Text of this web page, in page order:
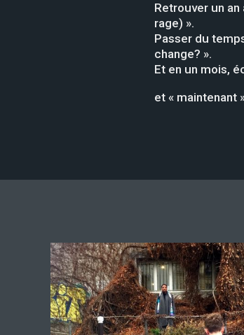
Retrouver un
rage) ».
Passer du
change? ».
Et en un mois,
et « maintenant